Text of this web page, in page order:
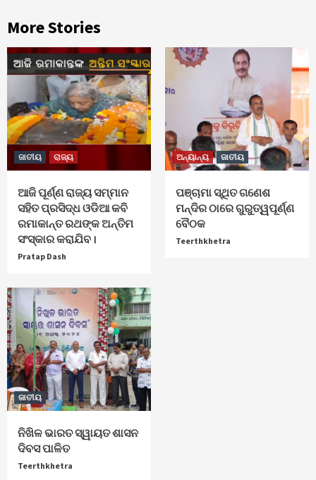
More Stories
ଜାତୀୟ ରାଜ୍ୟ
ଆଜି ପୂର୍ଣ୍ଣ ରାଜ୍ୟ ସମ୍ମାନ
ସହିତ ପ୍ରସିଦ୍ଧ ଓଡିଆ କବି
ରମାକାନ୍ତ ରଥଙ୍କ ଅନ୍ତିମ
ସଂସ୍କାର କରାଯିବ।
Pratap Dash
ଅନ୍ୟାନ୍ୟ ଜାତୀୟ
ପଞ୍ଚାମା ସ୍ଥିତ ଗଣେଶ
ମନ୍ଦିର ଠାରେ ଗୁରୁତ୍ୱପୂର୍ଣ୍ଣ
ବୈଠକ
Teerthkhetra
ଜାତୀୟ
ନିଖିଳ ଭାରତ ସ୍ୱାୟତ ଶାସନ
ଦିବସ ପାଳିତ
Teerthkhetra